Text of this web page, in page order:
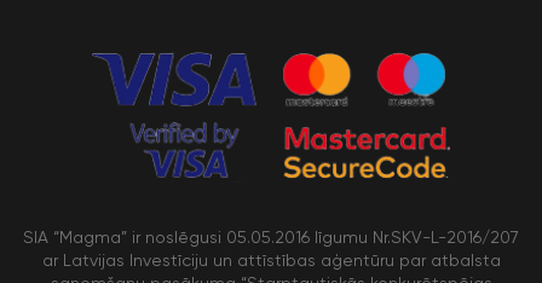
SIA “Magma” ir noslēgusi 05.05.2016 līgumu Nr.SKV-L-2016/207
ar Latvijas Investīciju un attīstības aģentūru par atbalsta